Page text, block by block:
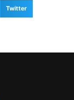
Twitter